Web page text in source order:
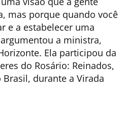
mas porque quando você
e a estabelecer uma
a ministra,
Ela participou da
do Rosário: Reinados,
durante a Virada